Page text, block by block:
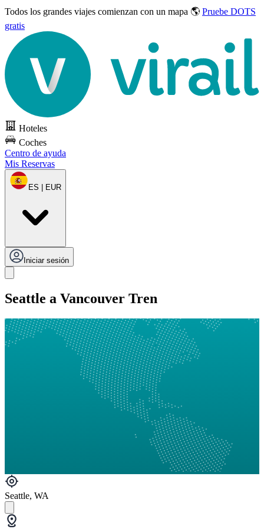
Todos los grandes viajes comienzan con un mapa 🌎 Pruebe DOTS
gratis
Hoteles
Coches
Centro de ayuda
Mis Reservas
ES | EUR
Iniciar sesión
Seattle a Vancouver Tren
Seattle, WA